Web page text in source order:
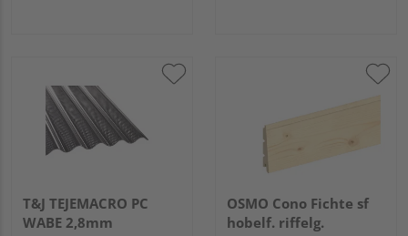
T&J TEJEMACRO PC
WABE 2,8mm
OSMO Cono Fichte sf
hobelf. riffelg.